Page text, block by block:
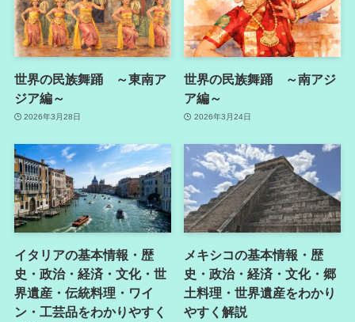
世界の民族舞踊 ～東南ア
ジア編～
2026年3月28日
世界の民族舞踊 ～南アジ
ア編～
2026年3月24日
イタリアの基本情報・歴
史・政治・経済・文化・世
界遺産・伝統料理・ワイ
ン・工芸品をわかりやすく
メキシコの基本情報・歴
史・政治・経済・文化・郷
土料理・世界遺産をわかり
やすく解説